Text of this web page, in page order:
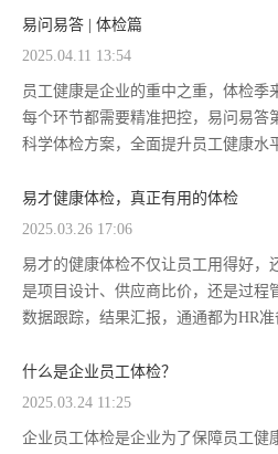
易问易答 | 体检篇
2025.04.11 13:54
员工健康是企业的重中之重，体检季
每个环节都需要精准把控，易问易
科学体检方案，全面提升员工健康水
易才健康体检，真正有用的体检
2025.03.26 17:06
易才的健康体检不仅让员工用得好，
是项目设计、供应商比价，还是过程
数据跟踪，结果汇报，通通都为HR准
什么是企业员工体检？
2025.03.24 11:25
企业员工体检是企业为了保障员工健